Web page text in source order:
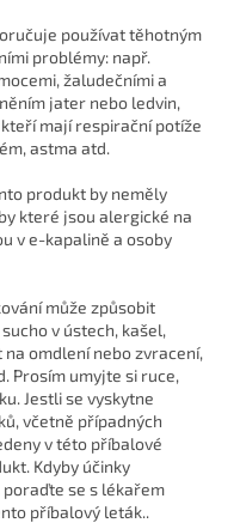
používat těhotným
problémy: např.
žaludečními a
jater nebo ledvin,
mají respirační potíže
astma atd.
produkt by neměly
které jsou alergické na
v e-kapalině a osoby
může způsobit
v ústech, kašel,
omdlení nebo zvracení,
Prosím umyjte si ruce,
Jestli se vyskytne
včetně případných
v této příbalové
Kdyby účinky
poraďte se s lékařem
příbalový leták..